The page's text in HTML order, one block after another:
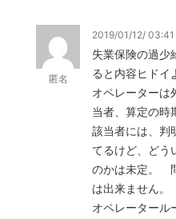
匿名
2019/01/12/
失業保険の過少
ると内容ヒドイ
オペレーターは
当者、算定の時
該当者には、判
てるけど、どう
のかは未定。
は出来ません。
オペレータール